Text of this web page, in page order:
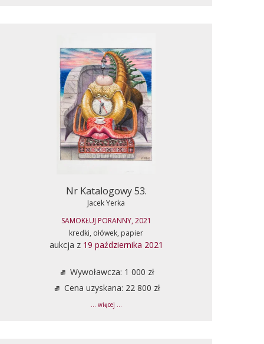
Nr Katalogowy 53.
Jacek Yerka
SAMOKŁUJ PORANNY, 2021
kredki, ołówek, papier
aukcja z 19 października 2021
Wywoławcza: 1 000 zł
Cena uzyskana: 22 800 zł
... więcej ...